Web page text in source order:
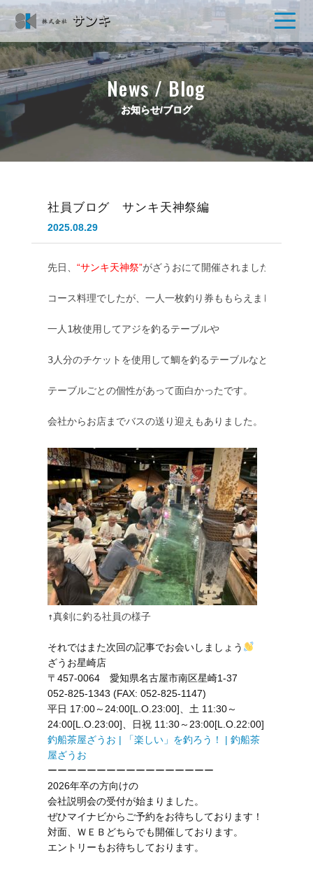
News / Blog
お知らせ/ブログ
社員ブログ サンキ天神祭編
2025.08.29
先日、“サンキ天神祭”がざうおにて開催されました
コース料理でしたが、一人一枚釣り券ももらえました。
一人1枚使用してアジを釣るテーブルや
3人分のチケットを使用して鯛を釣るテーブルなど
テーブルごとの個性があって面白かったです。
会社からお店までバスの送り迎えもありました。
↑真剣に釣る社員の様子
それではまた次回の記事でお会いしましょう
ざうお星崎店
〒457-0064 愛知県名古屋市南区星崎1-37
052-825-1343 (FAX: 052-825-1147)
平日 17:00～24:00[L.O.23:00]、土 11:30～
24:00[L.O.23:00]、日祝 11:30～23:00[L.O.22:00]
釣船茶屋ざうお | 「楽しい」を釣ろう！ | 釣船茶
屋ざうお
ーーーーーーーーーーーーーーーーー
2026年卒の方向けの
会社説明会の受付が始まりました。
ぜひマイナビからご予約をお待ちしております！
対面、ＷＥＢどちらでも開催しております。
エントリーもお待ちしております。